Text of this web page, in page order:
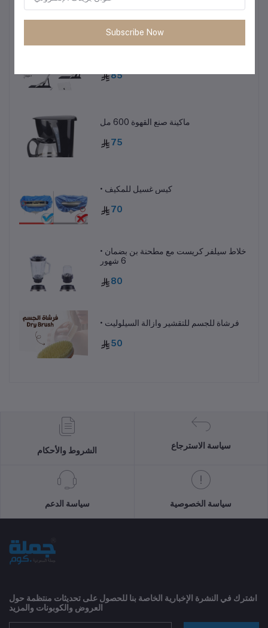
60
85
ماكينة صنع القهوة 600 مل
75
• كيس غسيل للمكيف
70
• خلاط سيلفر كريست مع مطحنة بن بضمان
6 شهور
80
• فرشاة للجسم للتقشير وازالة السيلوليت
50
الشروط والأحكام
سياسة الاسترجاع
سياسة الدعم سياسة الخصوصية
اشترك في النشرة الإخبارية الخاصة بنا للحصول على تحديثات منتظمة حول
العروض والكوبونات والمزيد
Subscribe Now